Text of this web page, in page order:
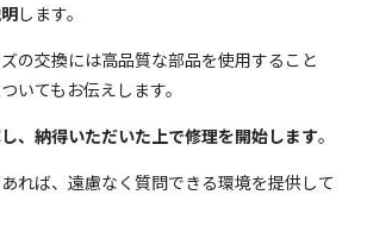
します。
の交換には高品質な部品を使用すること
いてもお伝えします。
、納得いただいた上で修理を開始します。
れば、遠慮なく質問できる環境を提供して